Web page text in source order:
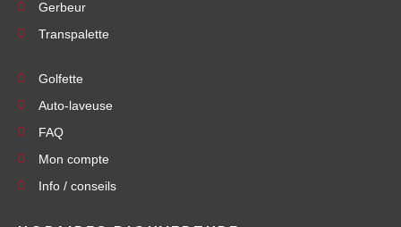
Gerbeur
Transpalette
Golfette
Auto-laveuse
FAQ
Mon compte
Info / conseils